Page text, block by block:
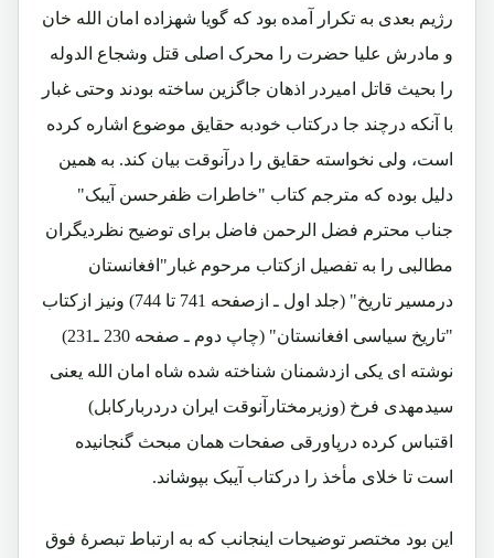
رژیم بعدی به تکرار آمده بود که گویا شهزاده امان الله خان
و مادرش علیا حضرت را محرک اصلی قتل وشجاع الدوله
را بحیث قاتل امیردر اذهان جاگزین ساخته بودند وحتی غبار
با آنکه درچند جا درکتاب خودبه حقایق موضوع اشاره کرده
است، ولی نخواسته حقایق را درآنوقت بیان کند. به همین
دلیل بوده که مترجم کتاب "خاطرات ظفرحسن آیبک"
جناب محترم فضل الرحمن فاضل برای توضیح نظردیگران
مطالبی را به تفصیل ازکتاب مرحوم غبار"افغانستان
درمسیر تاریخ" (جلد اول ـ ازصفحه 741 تا 744) ونیز ازکتاب
"تاریخ سیاسی افغانستان" (چاپ دوم ـ صفحه 230 ـ231)
نوشته ای یکی ازدشمنان شناخته شده شاه امان الله یعنی
سیدمهدی فرخ (وزیرمختارآنوقت ایران دردربارکابل)
اقتباس کرده درپاورقی صفحات همان مبحث گنجانیده
است تا خلای مأخذ را درکتاب آیبک بپوشاند.
این بود مختصر توضیحات اینجانب که به ارتباط تبصرۀ فوق